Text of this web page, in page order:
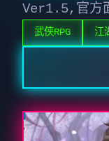
Ver1.5,官方
武侠RPG 江